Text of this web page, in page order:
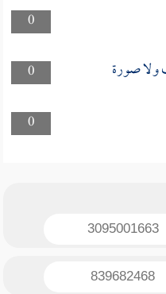
0
0
ولا صورة
0
3095001663
839682468